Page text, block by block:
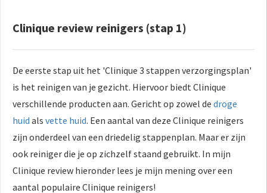
Clinique review reinigers (stap 1)
De eerste stap uit het 'Clinique 3 stappen verzorgingsplan'
is het reinigen van je gezicht. Hiervoor biedt Clinique
verschillende producten aan. Gericht op zowel de droge
huid als vette huid. Een aantal van deze Clinique reinigers
zijn onderdeel van een driedelig stappenplan. Maar er zijn
ook reiniger die je op zichzelf staand gebruikt. In mijn
Clinique review hieronder lees je mijn mening over een
aantal populaire Clinique reinigers!